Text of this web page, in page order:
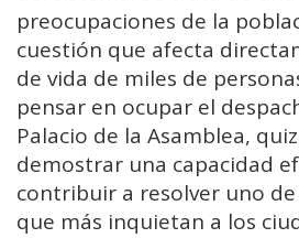
preocupaciones de la
cuestión que afecta
de vida de miles de
pensar en ocupar el
Palacio de la Asamblea,
demostrar una capacidad
contribuir a resolver uno
que más inquietan a los